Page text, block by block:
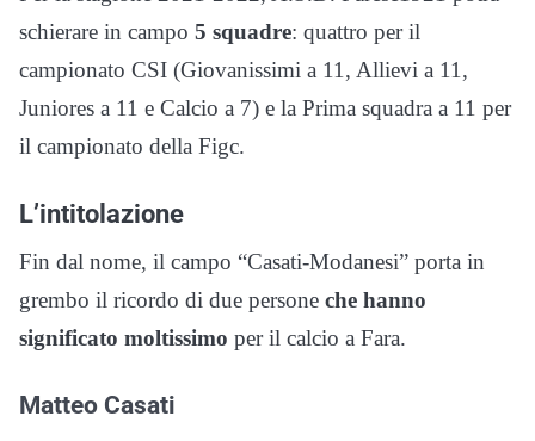
schierare in campo 5 squadre: quattro per il
campionato CSI (Giovanissimi a 11, Allievi a 11,
Juniores a 11 e Calcio a 7) e la Prima squadra a 11 per
il campionato della Figc.
L’intitolazione
Fin dal nome, il campo “Casati-Modanesi” porta in
grembo il ricordo di due persone che hanno
significato moltissimo per il calcio a Fara.
Matteo Casati